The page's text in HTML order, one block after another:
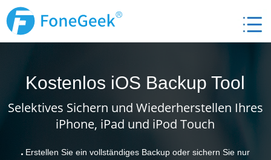
Kostenlos iOS Backup Tool
Selektives Sichern und Wiederherstellen Ihres
iPhone, iPad und iPod Touch
Erstellen Sie ein vollständiges Backup oder sichern Sie nur